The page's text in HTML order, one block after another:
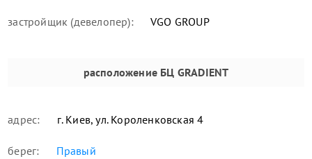
застройщик (девелопер): VGO GROUP
расположение БЦ GRADIENT
адрес: г. Киев, ул. Короленковская 4
берег: Правый